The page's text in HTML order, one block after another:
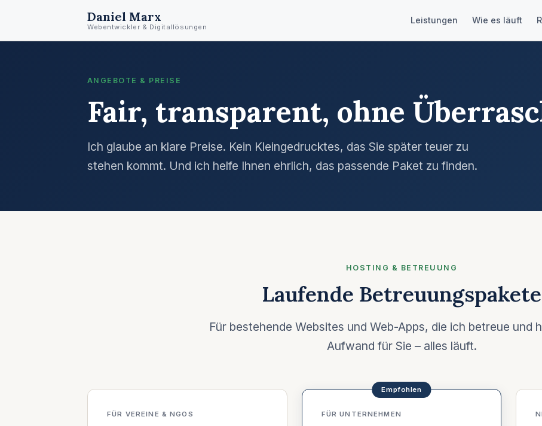
Daniel Marx
Webentwickler & Digitallösungen
Leistungen Wie es läuft
ANGEBOTE & PREISE
Fair, transparent, ohne
Ich glaube an klare Preise. Kein Kleingedrucktes, das Sie später teuer zu
stehen kommt. Und ich helfe Ihnen ehrlich, das passende Paket zu finden.
HOSTING & BETREUUNG
Laufende Betreuungspakete
Für bestehende Websites und Web-Apps, die ich betreue und
Aufwand für Sie – alles läuft.
FÜR VEREINE & NGOS FÜR UNTERNEHMEN